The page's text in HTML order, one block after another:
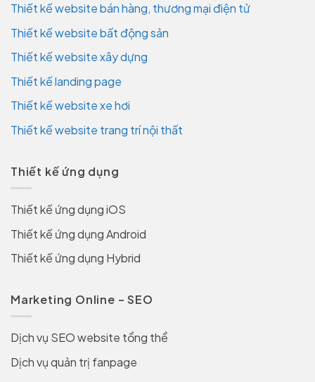
Thiết kế website bán hàng, thương mại điện tử
Thiết kế website bất động sản
Thiết kế website xây dựng
Thiết kế landing page
Thiết kế website xe hơi
Thiết kế website trang trí nội thất
Thiết kế ứng dụng
Thiết kế ứng dụng iOS
Thiết kế ứng dụng Android
Thiết kế ứng dụng Hybrid
Marketing Online – SEO
Dịch vụ SEO website tổng thể
Dịch vụ quản trị fanpage